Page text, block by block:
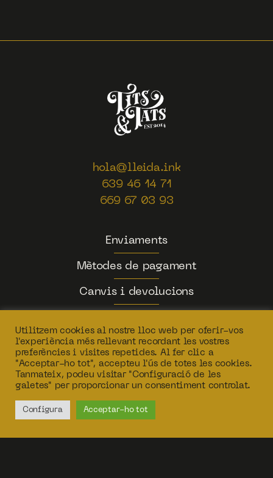
Enviaments
Mètodes de pagament
Canvis i devolucions
El meu compte
Política de privadessa
hola@lleida.ink
639 46 14 71
669 67 03 93
Utilitzem cookies al nostre lloc web per oferir-vos
l'experiència més rellevant recordant les vostres
preferències i visites repetides. Al fer clic a
"Acceptar-ho tot", accepteu l'ús de totes les cookies.
Tanmateix, podeu visitar "Configuració de les
galetes" per proporcionar un consentiment controlat.
Configura Acceptar-ho tot